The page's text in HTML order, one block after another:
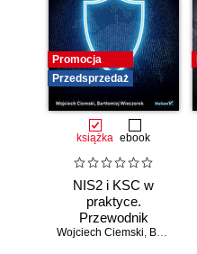
Promocja
Przedsprzedaż
książka ebook
NIS2 i KSC w
praktyce.
Przewodnik
wdrożeniowy dla
Wojciech Ciemski, Bartłomiej Wieczorek